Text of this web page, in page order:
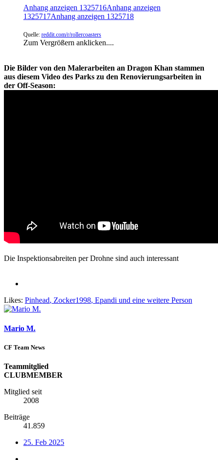
Anhang anzeigen 1325716Anhang anzeigen
1325717Anhang anzeigen 1325718
Quelle: reddit.com/r/rollercoasters
Zum Vergrößern anklicken....
Die Bilder von den Malerarbeiten an Dragon Khan stammen
aus diesem Video des Parks zu den Renovierungsarbeiten in
der Off-Season:
Die Inspektionsabreiten per Drohne sind auch interessant
Likes: Pinhead, Zocker1998, Epandi und eine weitere Person
Mario M.
CF Team News
Teammitglied
CLUBMEMBER
Mitglied seit
2008
Beiträge
41.859
25. Feb 2025